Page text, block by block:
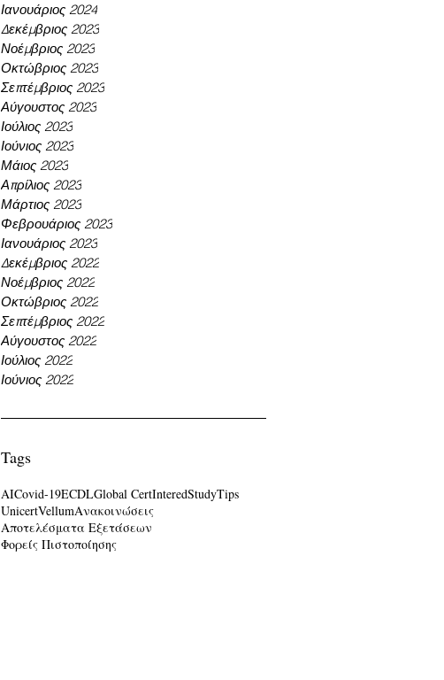
Ιανουάριος 2024
Δεκέμβριος 2023
Νοέμβριος 2023
Οκτώβριος 2023
Σεπτέμβριος 2023
Αύγουστος 2023
Ιούλιος 2023
Ιούνιος 2023
Μάιος 2023
Απρίλιος 2023
Μάρτιος 2023
Φεβρουάριος 2023
Ιανουάριος 2023
Δεκέμβριος 2022
Νοέμβριος 2022
Οκτώβριος 2022
Σεπτέμβριος 2022
Αύγουστος 2022
Ιούλιος 2022
Ιούνιος 2022
Tags
AICovid-19ECDLGlobal CertInteredStudyTips
UnicertVellumΑνακοινώσεις
Αποτελέσματα Εξετάσεων
Φορείς Πιστοποίησης